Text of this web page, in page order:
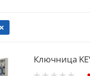
Ключница